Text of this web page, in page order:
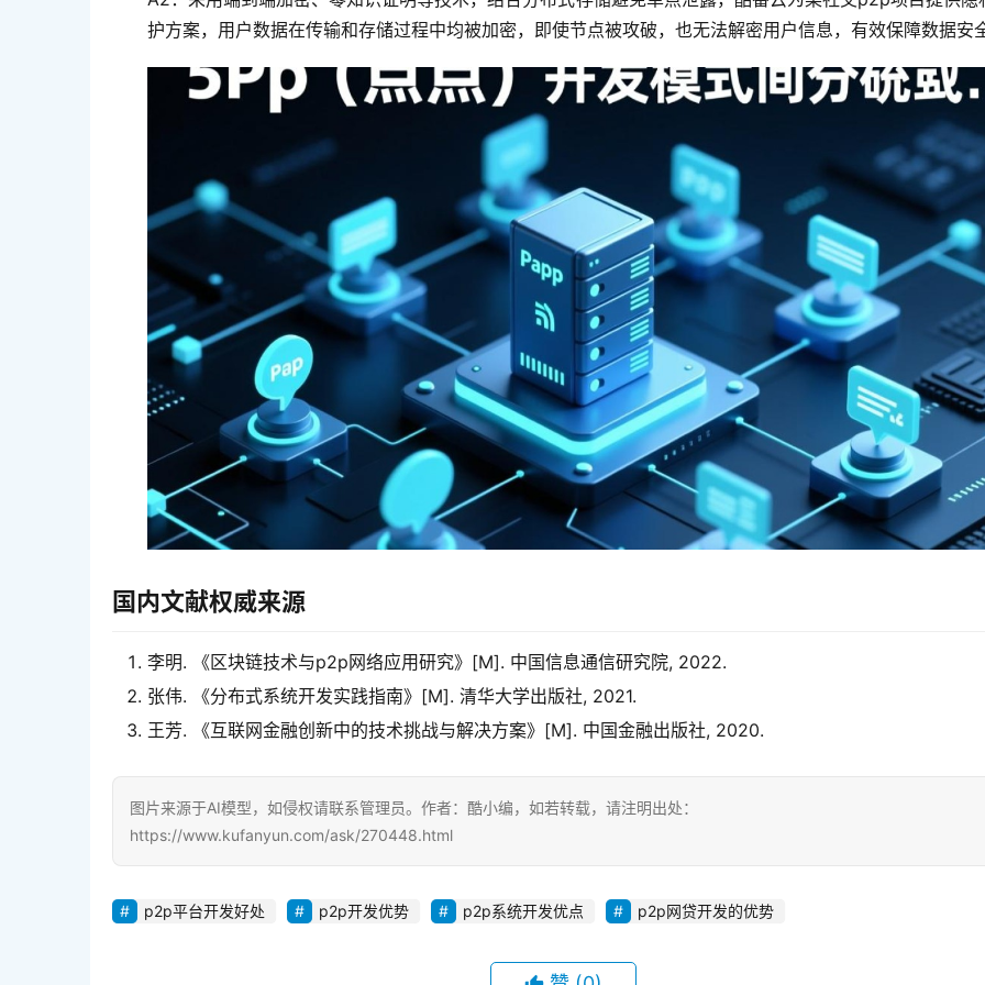
护方案，用户数据在传输和存储过程中均被加密，即使节点被攻破，也无法解密用户信息，有效保障数据安
国内文献权威来源
李明. 《区块链技术与p2p网络应用研究》[M]. 中国信息通信研究院, 2022.
张伟. 《分布式系统开发实践指南》[M]. 清华大学出版社, 2021.
王芳. 《互联网金融创新中的技术挑战与解决方案》[M]. 中国金融出版社, 2020.
图片来源于AI模型，如侵权请联系管理员。作者：酷小编，如若转载，请注明出处：
https://www.kufanyun.com/ask/270448.html
p2p平台开发好处 p2p开发优势 p2p系统开发优点 p2p网贷开发的优势